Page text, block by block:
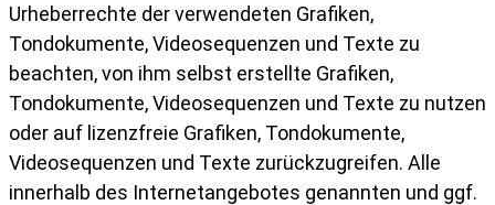
Urheberrechte der verwendeten Grafiken,
Tondokumente, Videosequenzen und Texte zu
beachten, von ihm selbst erstellte Grafiken,
Tondokumente, Videosequenzen und Texte zu nutzen
oder auf lizenzfreie Grafiken, Tondokumente,
Videosequenzen und Texte zurückzugreifen. Alle
innerhalb des Internetangebotes genannten und ggf.